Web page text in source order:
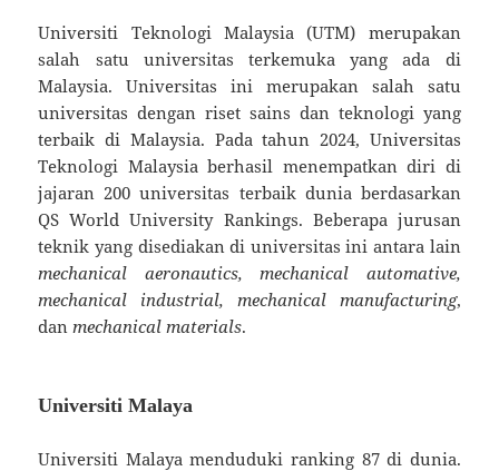
Universiti Teknologi Malaysia (UTM) merupakan
salah satu universitas terkemuka yang ada di
Malaysia. Universitas ini merupakan salah satu
universitas dengan riset sains dan teknologi yang
terbaik di Malaysia. Pada tahun 2024, Universitas
Teknologi Malaysia berhasil menempatkan diri di
jajaran 200 universitas terbaik dunia berdasarkan
QS World University Rankings. Beberapa jurusan
teknik yang disediakan di universitas ini antara lain
mechanical aeronautics, mechanical automative,
mechanical industrial, mechanical manufacturing,
dan mechanical materials.
Universiti Malaya
Universiti Malaya menduduki ranking 87 di dunia.